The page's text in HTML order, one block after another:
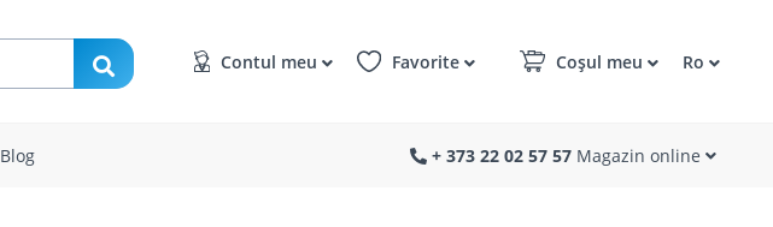
Contul meu Favorite Coșul meu Ro
Blog + 373 22 02 57 57 Magazin online